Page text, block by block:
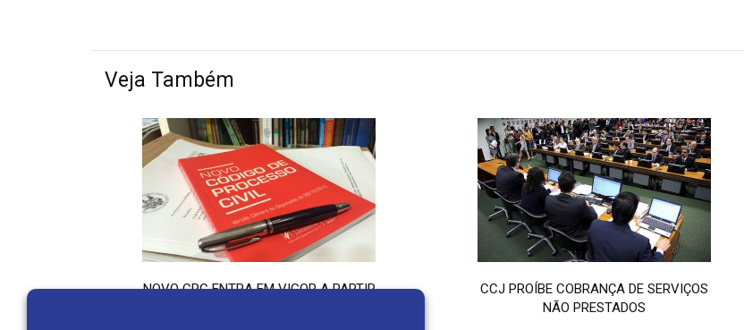
Veja Também
NOVO CPC ENTRA EM VIGOR A PARTIR
CCJ PROÍBE COBRANÇA DE SERVIÇOS
NÃO PRESTADOS